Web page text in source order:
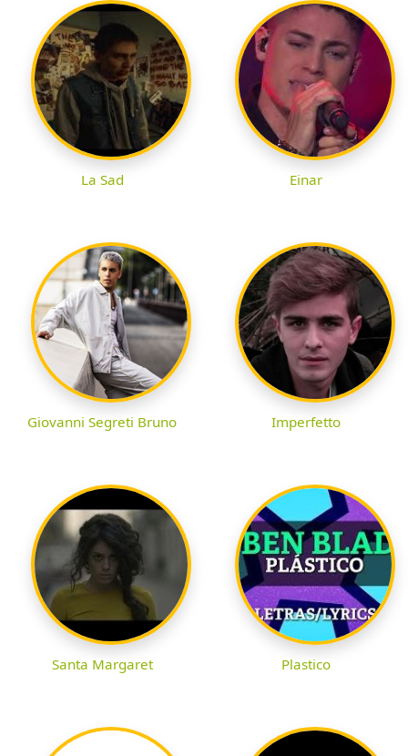
La Sad Einar
Giovanni Segreti Bruno Imperfetto
Santa Margaret Plastico